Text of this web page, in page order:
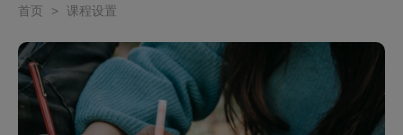
首页 > 课程设置